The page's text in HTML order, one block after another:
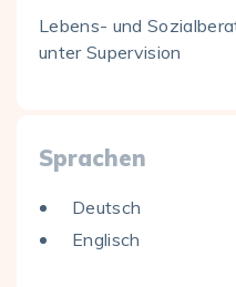
Lebens- und
unter Supervision
Sprachen
Deutsch
Englisch